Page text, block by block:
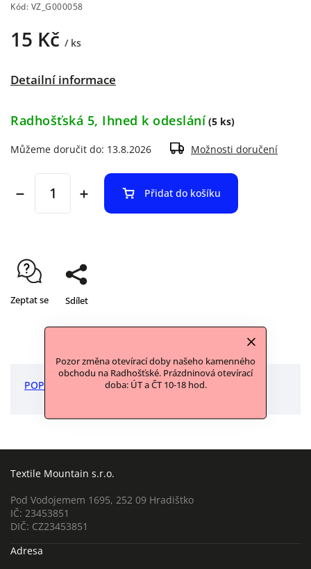
Pozor změna otevírací doby našeho kamenného
obchodu na Radhošťské. Prázdninová otevírací
doba: ÚT a ČT 10-18 hod.
Kód: VZ_G000058
15 Kč / ks
Detailní informace
Radhošťská 5, Ihned k odeslání (5 ks)
Můžeme doručit do: 13.8.2026 Možnosti doručení
Přidat do košíku
Zeptat se Sdílet
POPIS DISKUZE
Textile Mountain s.r.o.
Pod Vodojemem 1695, 252 09 Hradištko
IČ: 23453851
DIČ: CZ23453851
Adresa